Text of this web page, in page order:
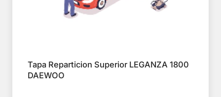
Tapa Reparticion Superior LEGANZA 1800
DAEWOO